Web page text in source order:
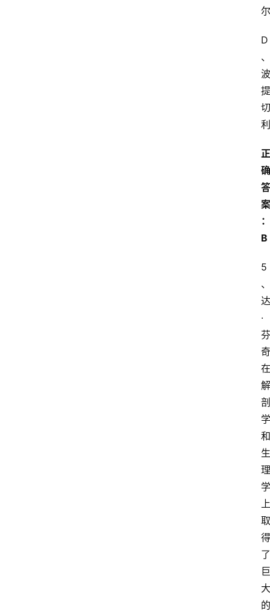
尔
D
、
波
提
切
利
正
确
答
案
：
B
5
、
达
·
芬
奇
在
解
剖
学
和
生
理
学
上
取
得
了
巨
大
的